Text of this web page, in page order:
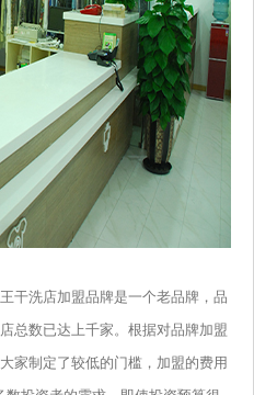
洗店加盟品牌是一个老品牌，品
总数已达上千家。根据对品牌加盟
家制定了较低的门槛，加盟的费用